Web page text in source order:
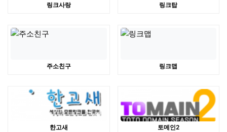
링크사랑 링크탑
주소친구 링크맵
한고새 토메인2